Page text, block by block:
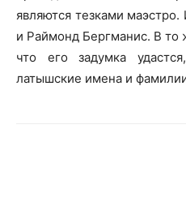
являются тезками
и Раймонд Бергманис. В то
что его задумка
латышские имена и